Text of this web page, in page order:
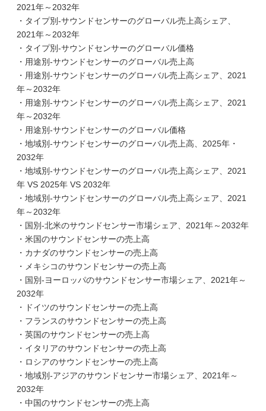
2021年～2032年
・タイプ別-サウンドセンサーのグローバル売上高シェア、
2021年～2032年
・タイプ別-サウンドセンサーのグローバル価格
・用途別-サウンドセンサーのグローバル売上高
・用途別-サウンドセンサーのグローバル売上高シェア、2021
年～2032年
・用途別-サウンドセンサーのグローバル売上高シェア、2021
年～2032年
・用途別-サウンドセンサーのグローバル価格
・地域別-サウンドセンサーのグローバル売上高、2025年・
2032年
・地域別-サウンドセンサーのグローバル売上高シェア、2021
年 VS 2025年 VS 2032年
・地域別-サウンドセンサーのグローバル売上高シェア、2021
年～2032年
・国別-北米のサウンドセンサー市場シェア、2021年～2032年
・米国のサウンドセンサーの売上高
・カナダのサウンドセンサーの売上高
・メキシコのサウンドセンサーの売上高
・国別-ヨーロッパのサウンドセンサー市場シェア、2021年～
2032年
・ドイツのサウンドセンサーの売上高
・フランスのサウンドセンサーの売上高
・英国のサウンドセンサーの売上高
・イタリアのサウンドセンサーの売上高
・ロシアのサウンドセンサーの売上高
・地域別-アジアのサウンドセンサー市場シェア、2021年～
2032年
・中国のサウンドセンサーの売上高